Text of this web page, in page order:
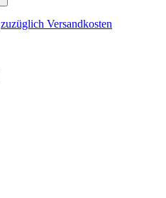
zuzüglich Versandkosten